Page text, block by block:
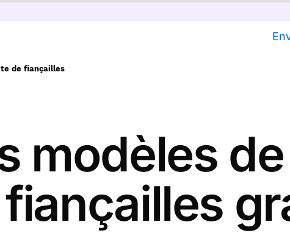
de fiançailles
modèles
fiançailles